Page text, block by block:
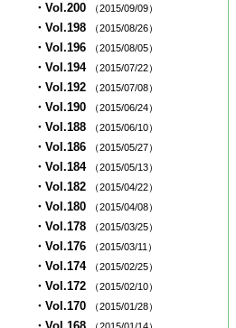
・Vol.200 （2015/09/09）
・Vol.198 （2015/08/26）
・Vol.196 （2015/08/05）
・Vol.194 （2015/07/22）
・Vol.192 （2015/07/08）
・Vol.190 （2015/06/24）
・Vol.188 （2015/06/10）
・Vol.186 （2015/05/27）
・Vol.184 （2015/05/13）
・Vol.182 （2015/04/22）
・Vol.180 （2015/04/08）
・Vol.178 （2015/03/25）
・Vol.176 （2015/03/11）
・Vol.174 （2015/02/25）
・Vol.172 （2015/02/10）
・Vol.170 （2015/01/28）